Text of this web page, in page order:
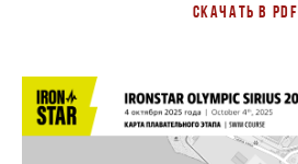
СКАЧАТЬ В PDF